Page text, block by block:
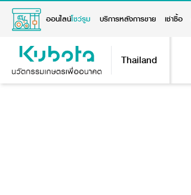
ออนไลน์โชว์รูม บริการหลังการขาย เช่าซื้อ
Thailand